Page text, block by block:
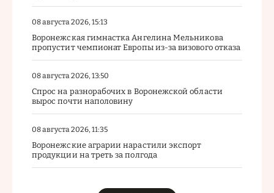
08 августа 2026, 15:13
Воронежская гимнастка Ангелина Мельникова
пропустит чемпионат Европы из-за визового отказа
08 августа 2026, 13:50
Спрос на разнорабочих в Воронежской области
вырос почти наполовину
08 августа 2026, 11:35
Воронежские аграрии нарастили экспорт
продукции на треть за полгода